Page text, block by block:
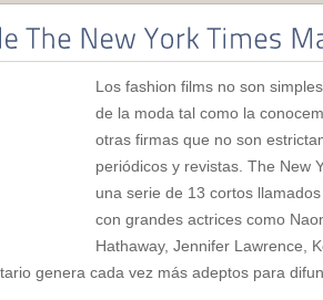
Los fashion films no son
de la moda tal como la
otras firmas que no son
periódicos y revistas. The New
una serie de 13 cortos
con grandes actrices como
Hathaway, Jennifer Lawrence,
genera cada vez más adeptos para